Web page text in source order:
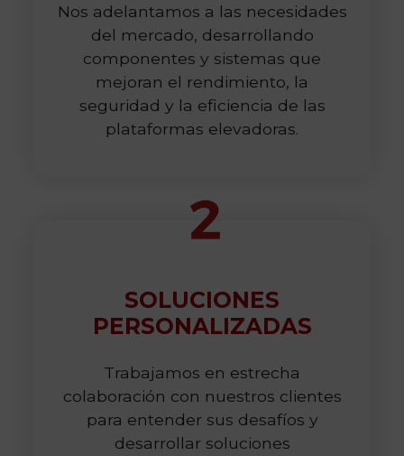
Nos adelantamos a las necesidades
del mercado, desarrollando
componentes y sistemas que
mejoran el rendimiento, la
seguridad y la eficiencia de las
plataformas elevadoras.
SOLUCIONES
PERSONALIZADAS
Trabajamos en estrecha
colaboración con nuestros clientes
para entender sus desafíos y
desarrollar soluciones